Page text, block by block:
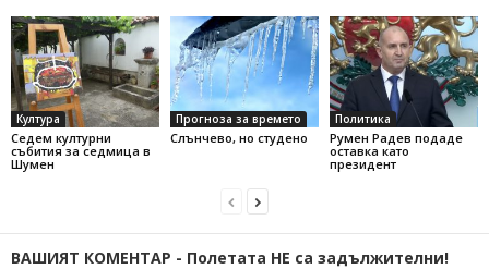
Култура
Седем културни
събития за седмица в
Шумен
Прогноза за времето
Слънчево, но студено
Политика
Румен Радев подаде
оставка като
президент
ВАШИЯТ КОМЕНТАР - Полетата НЕ са задължителни!